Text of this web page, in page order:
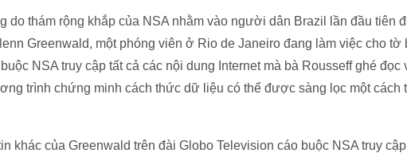
do thám rộng khắp của NSA nhằm vào người dân Brazil lần đầu tiên
Greenwald, một phóng viên ở Rio de Janeiro đang làm việc cho tờ
NSA truy cập tất cả các nội dung Internet mà bà Rousseff ghé đọc
trình chứng minh cách thức dữ liệu có thể được sàng lọc một cách
khác của Greenwald trên đài Globo Television cáo buộc NSA truy